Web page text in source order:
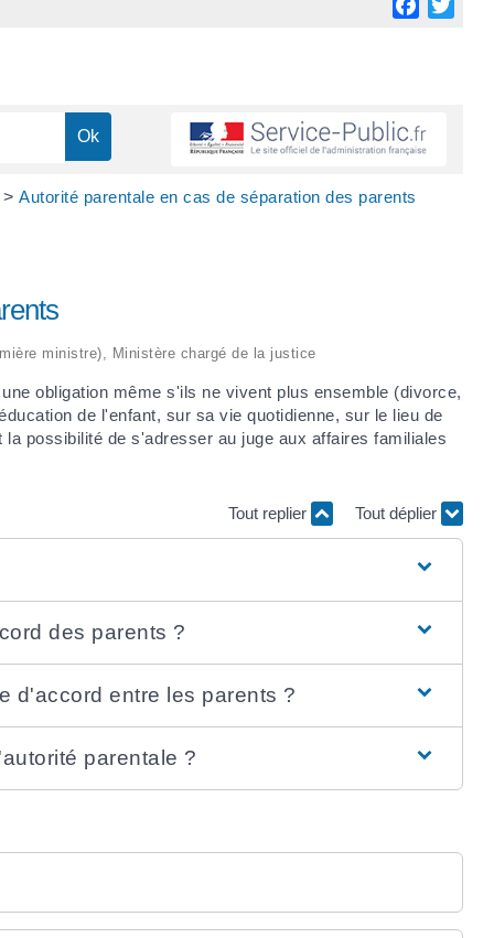
Facebook
> Autorité parentale en cas de séparation des parents
ministre), Ministère chargé de la justice
obligation même s'ils ne vivent plus ensemble (divorce,
de l'enfant, sur sa vie quotidienne, sur le lieu de
possibilité de s'adresser au juge aux affaires familiales
Tout replier Tout déplier
des parents ?
d'accord entre les parents ?
parentale ?